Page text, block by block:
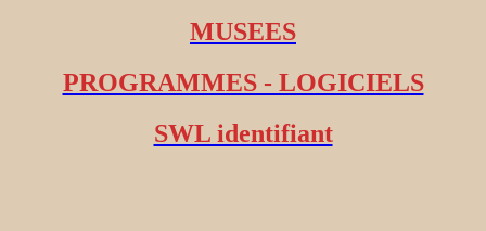
MUSEES
PROGRAMMES - LOGICIELS
SWL identifiant